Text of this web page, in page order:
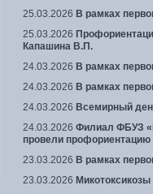
25.03.2026 В рамках
25.03.2026
Капашина В.П.
24.03.2026 В рамках
24.03.2026 В рамках
24.03.2026 Всемирный
24.03.2026 Филиал ФБУЗ
провели
23.03.2026 В рамках
23.03.2026